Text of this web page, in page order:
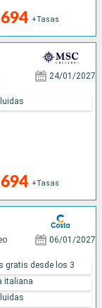
+Tasas
24/01/2027
+Tasas
06/01/2027
gratis desde los 3
italiana